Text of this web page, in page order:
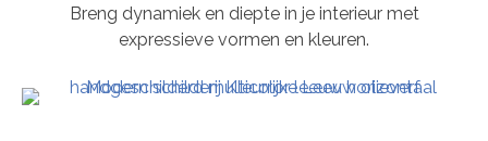
Breng dynamiek en diepte in je interieur met
expressieve vormen en kleuren.